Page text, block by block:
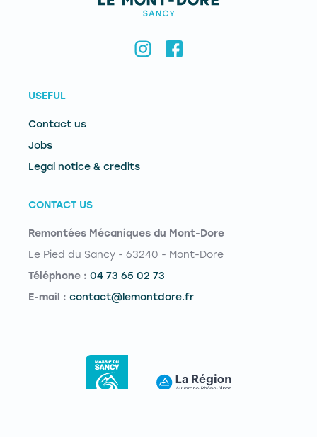
USEFUL
Contact us
Jobs
Legal notice & credits
CONTACT US
Remontées Mécaniques du Mont-Dore
Le Pied du Sancy - 63240 - Mont-Dore
Téléphone : 04 73 65 02 73
E-mail : contact@lemontdore.fr